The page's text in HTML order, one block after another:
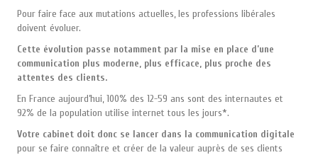
Pour faire face aux mutations actuelles, les professions libérales
doivent évoluer.
Cette évolution passe notamment par la mise en place d’une
communication plus moderne, plus efficace, plus proche des
attentes des clients.
En France aujourd’hui, 100% des 12-59 ans sont des internautes et
92% de la population utilise internet tous les jours*.
Votre cabinet doit donc se lancer dans la communication digitale
pour se faire connaître et créer de la valeur auprès de ses clients